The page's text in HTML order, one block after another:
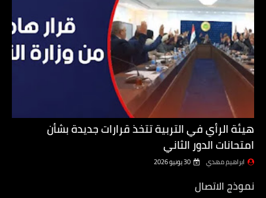
هيئة الرأي في التربية تتخذ قرارات جديدة بشأن
امتحانات الدور الثاني
ابراهيم مهدي 30 يونيو 2026
نموذج الاتصال